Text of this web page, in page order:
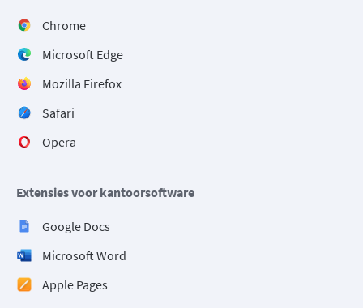
Chrome
Microsoft Edge
Mozilla Firefox
Safari
Opera
Extensies voor kantoorsoftware
Google Docs
Microsoft Word
Apple Pages